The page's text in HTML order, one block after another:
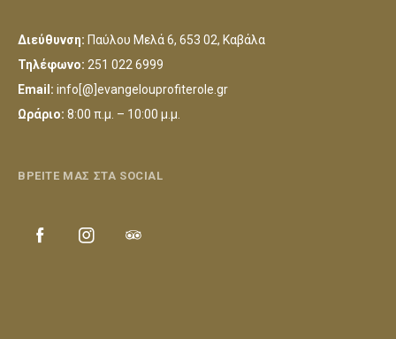
Διεύθυνση: Παύλου Μελά 6, 653 02, Καβάλα
Τηλέφωνο: 251 022 6999
Email: info[@]evangelouprofiterole.gr
Ωράριο: 8:00 π.μ. – 10:00 μ.μ.
ΒΡΕΙΤΕ ΜΑΣ ΣΤΑ SOCIAL